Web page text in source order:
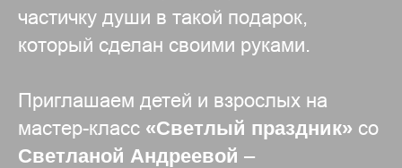
частичку души в такой подарок,
который сделан своими руками.
Приглашаем детей и взрослых на
мастер-класс «Светлый праздник» со
Светланой Андреевой –